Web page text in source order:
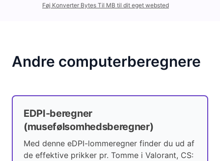
Føj Konverter Bytes Til MB til dit eget websted
Andre computerberegnere
EDPI-beregner
(musefølsomhedsberegner)
Med denne eDPI-lommeregner finder du ud af
de effektive prikker pr. Tomme i Valorant, CS: